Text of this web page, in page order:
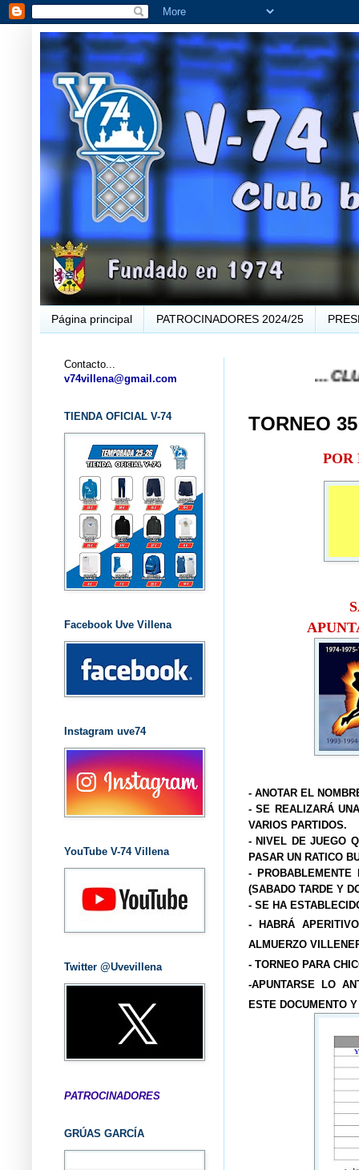
Página principal PATROCINADORES 2024/25
... CLUB
TORNEO
POR
- ANOTAR EL
- SE REALIZARÁ
VARIOS PARTIDOS.
- NIVEL DE JUEGO
PASAR UN RATICO
-
(SABADO TARDE Y
- SE HA
- HABRÁ
ALMUERZO
- TORNEO PARA
-APUNTARSE LO
ESTE DOCUMENTO
Contacto...
v74villena@gmail.com
TIENDA OFICIAL V-74
Facebook Uve Villena
Instagram uve74
YouTube V-74 Villena
Twitter @Uvevillena
PATROCINADORES
GRÚAS GARCÍA